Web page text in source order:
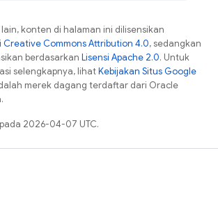
konten di halaman ini dilisensikan
Creative Commons Attribution 4.0, sedangkan
berdasarkan Lisensi Apache 2.0. Untuk
selengkapnya, lihatKebijakan Situs Google
merek dagang terdaftar dari Oracle
2026-04-07 UTC.